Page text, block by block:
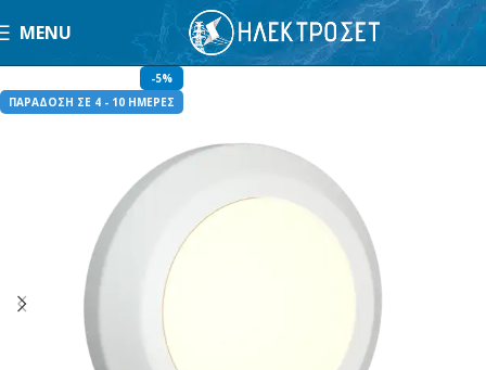
MENU
-5%
ΠΑΡΑΔΟΣΗ ΣΕ 4 - 10 ΗΜΕΡΕΣ